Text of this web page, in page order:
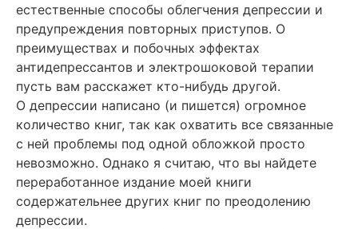
естественные способы облегчения депрессии и
предупреждения повторных приступов. О
преимуществах и побочных эффектах
антидепрессантов и электрошоковой терапии
пусть вам расскажет кто-нибудь другой.
О депрессии написано (и пишется) огромное
количество книг, так как охватить все связанные
с ней проблемы под одной обложкой просто
невозможно. Однако я считаю, что вы найдете
переработанное издание моей книги
содержательнее других книг по преодолению
депрессии.